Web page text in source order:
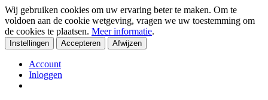
Wij gebruiken cookies om uw ervaring beter te maken. Om te
voldoen aan de cookie wetgeving, vragen we uw toestemming om
de cookies te plaatsen. Meer informatie.
Instellingen Accepteren Afwijzen
Account
Inloggen